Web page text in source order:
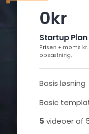
Startup
Prisen + moms
opsætning,
0kr
Basis løsning
Basic
5 videoer af